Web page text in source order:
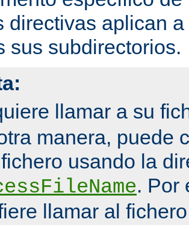
directivas aplican
sus subdirectorios.
llamar a su
manera, puede
usando la
. Por
llamar al